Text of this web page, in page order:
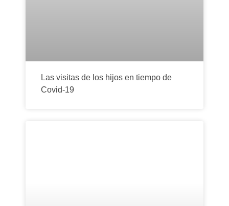
Las visitas de los hijos en tiempo de
Covid-19